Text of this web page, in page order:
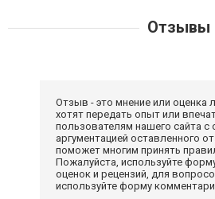
Отзывы
Отзыв - это мнение или оценка
хотят передать опыт или
пользователям нашего сайта с
аргументацией оставленного
поможет многим принять
Пожалуйста, используйте
оценок и рецензий, для
используйте форму